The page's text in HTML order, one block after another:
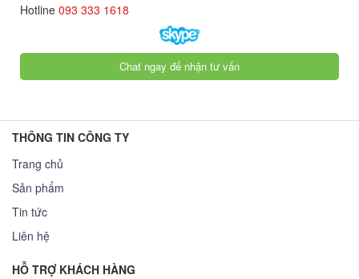
Hotline 093 333 1618
Chat ngay để nhận tư vấn
THÔNG TIN CÔNG TY
Trang chủ
Sản phẩm
Tin tức
Liên hệ
HỖ TRỢ KHÁCH HÀNG